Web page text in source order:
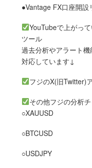
●Vantage FX口座開設
YouTubeで上がっ
ツール
過去分析やアラート
対応しています↓
フジのX(旧Twitter)
その他フジの分析
○XAUUSD
○BTCUSD
○USDJPY